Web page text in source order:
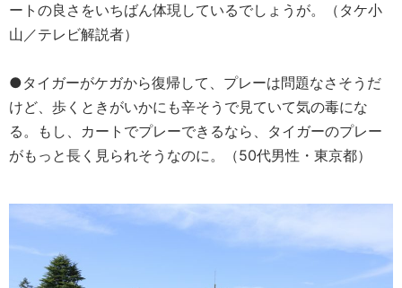
ートの良さをいちばん体現しているでしょうが。（タケ小
山／テレビ解説者）
●タイガーがケガから復帰して、プレーは問題なさそうだ
けど、歩くときがいかにも辛そうで見ていて気の毒にな
る。もし、カートでプレーできるなら、タイガーのプレー
がもっと長く見られそうなのに。（50代男性・東京都）